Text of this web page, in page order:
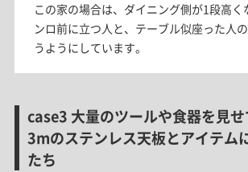
この家の場合は、ダイニング側が1段高く
ンロ前に立つ人と、テーブル似座った人
うようにしています。
case3 大量のツールや食器を見せ
3mのステンレス天板とアイテム
たち